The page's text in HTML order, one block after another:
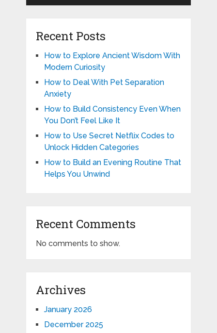
Recent Posts
How to Explore Ancient Wisdom With
Modern Curiosity
How to Deal With Pet Separation
Anxiety
How to Build Consistency Even When
You Don’t Feel Like It
How to Use Secret Netflix Codes to
Unlock Hidden Categories
How to Build an Evening Routine That
Helps You Unwind
Recent Comments
No comments to show.
Archives
January 2026
December 2025